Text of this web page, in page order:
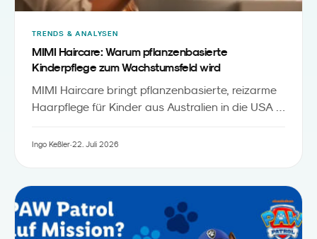
TRENDS & ANALYSEN
MIMI Haircare: Warum pflanzenbasierte
Kinderpflege zum Wachstumsfeld wird
MIMI Haircare bringt pflanzenbasierte, reizarme
Haarpflege für Kinder aus Australien in die USA -
Zubehör. Aus Sicht des Familienmarketings ist
wird.
Ingo Keßler·22. Juli 2026